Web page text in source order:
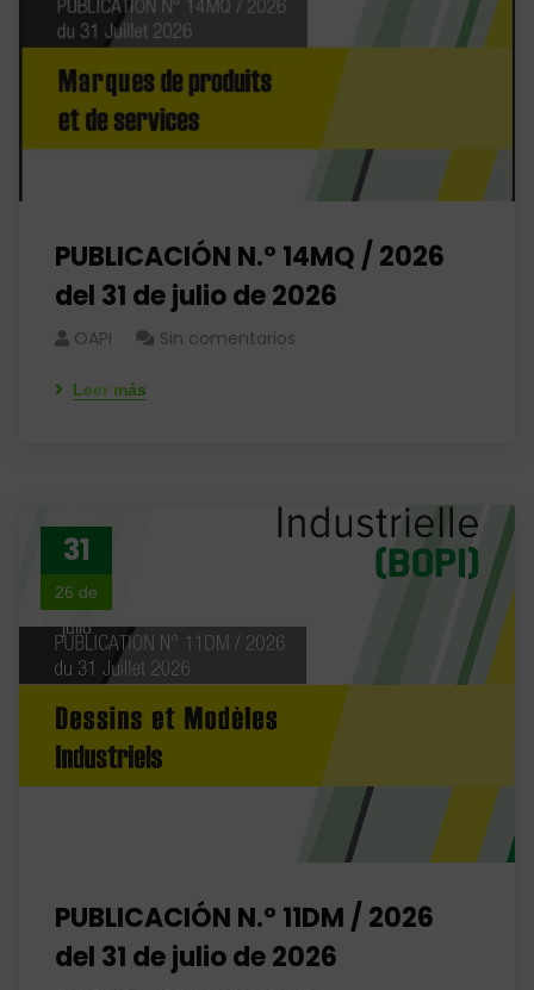
PUBLICACIÓN N.° 14MQ / 2026
del 31 de julio de 2026
OAPI Sin comentarios
Leer más
31
26 de
julio
PUBLICACIÓN N.° 11DM / 2026
del 31 de julio de 2026